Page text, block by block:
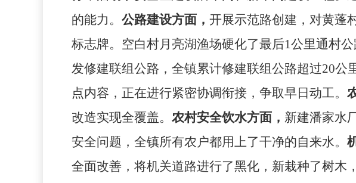
的能力。 公路建设方面， 开展示范路创建，对黄蓬
标志牌。空白村月亮湖渔场硬化了最后1公里通村公
发修建联组公路，全镇累计修建联组公路超过20公
点内容，正在进行紧密协调衔接，争取早日动工。
改造实现全覆盖。 农村安全饮水方面， 新建潘家水
安全问题，全镇所有农户都用上了干净的自来水。
全面改善，将机关道路进行了黑化，新栽种了树木